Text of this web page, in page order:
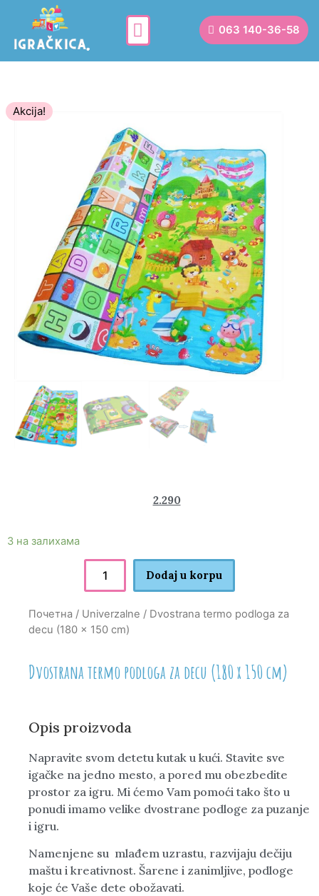
063 140-36-58
Akcija!
2.290
3 на залихама
Dodaj u korpu
Почетна / Univerzalne / Dvostrana termo podloga za
decu (180 x 150 cm)
Dvostrana termo podloga za decu (180 x 150 cm)
Opis proizvoda
Napravite svom detetu kutak u kući. Stavite sve
igačke na jedno mesto, a pored mu obezbedite
prostor za igru. Mi ćemo Vam pomoći tako što u
ponudi imamo velike dvostrane podloge za puzanje
i igru.
Namenjene su mlađem uzrastu, razvijaju dečiju
maštu i kreativnost. Šarene i zanimljive, podloge
koje će Vaše dete obožavati.